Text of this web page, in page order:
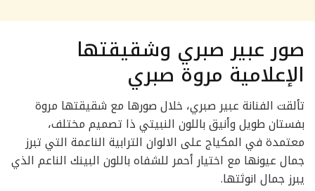
صور عبير صبري وشقيقتها
الإعلامية مروة صبري
تألقت الفنانة عبير صبري، خلال صورها مع شقيقتها مروة
بفستان طويل وأنيق باللون النبيتي ذا تصميم مختلف،
معتمدة في المكياج على الالوان الترابية الناعمة التي تبرز
جمال عيونها مع اختيار أحمر للشفاه باللون البينك الناعم الذي
يبرز جمال انوثتها.